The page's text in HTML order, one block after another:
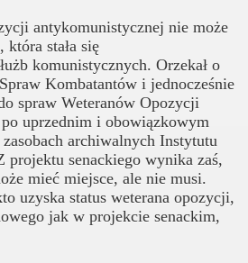
antykomunistycznej nie może
która stała się
komunistycznych. Orzekał o
Kombatantów i jednocześnie
spraw Weteranów Opozycji
uprzednim i obowiązkowym
archiwalnych Instytutu
projektu senackiego wynika zaś,
mieć miejsce, ale nie musi.
uzyska status weterana opozycji,
jak w projekcie senackim,